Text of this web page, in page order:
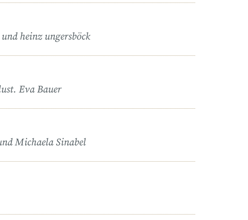
heinz ungersböck
Eva Bauer
Michaela Sinabel